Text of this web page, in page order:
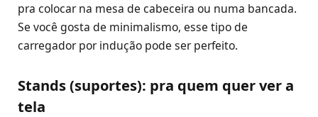
pra colocar na mesa de cabeceira ou numa bancada.
Se você gosta de minimalismo, esse tipo de
carregador por indução pode ser perfeito.
Stands (suportes): pra quem quer ver a
tela